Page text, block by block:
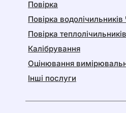
Повірка
Повірка
Повірка теплолічильників
Калібрування
Оцінювання
Інші послуги